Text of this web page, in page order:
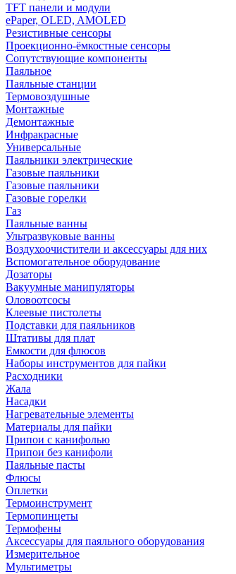
TFT панели и модули
ePaper, OLED, AMOLED
Резистивные сенсоры
Проекционно-ёмкостные сенсоры
Сопутствующие компоненты
Паяльное
Паяльные станции
Термовоздушные
Монтажные
Демонтажные
Инфракрасные
Универсальные
Паяльники электрические
Газовые паяльники
Газовые паяльники
Газовые горелки
Газ
Паяльные ванны
Ультразвуковые ванны
Воздухоочистители и аксессуары для них
Вспомогательное оборудование
Дозаторы
Вакуумные манипуляторы
Оловоотсосы
Клеевые пистолеты
Подставки для паяльников
Штативы для плат
Емкости для флюсов
Наборы инструментов для пайки
Расходники
Жала
Насадки
Нагревательные элементы
Материалы для пайки
Припои с канифолью
Припои без канифоли
Паяльные пасты
Флюсы
Оплетки
Термоинструмент
Термопинцеты
Термофены
Аксессуары для паяльного оборудования
Измерительное
Мультиметры